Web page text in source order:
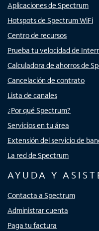
Aplicaciones de Spectrum
Hotspots de Spectrum WiFi
Centro de recursos
Prueba tu velocidad de
Calculadora de ahorros de
Cancelación de contrato
Lista de canales
¿Por qué Spectrum?
Servicios en tu área
Extensión del servicio de
La red de Spectrum
AYUDA Y
Contacta a Spectrum
Administrar cuenta
Paga tu factura